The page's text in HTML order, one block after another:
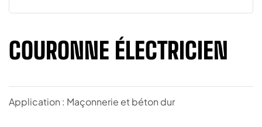
COURONNE ÉLECTRICIEN
Application : Maçonnerie et béton dur